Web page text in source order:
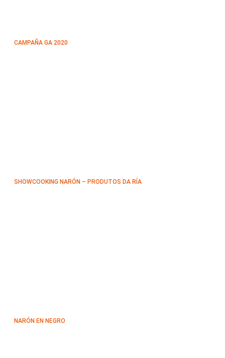
CAMPAÑA GA 2020
SHOWCOOKING NARÓN – PRODUTOS DA RÍA
NARÓN EN NEGRO